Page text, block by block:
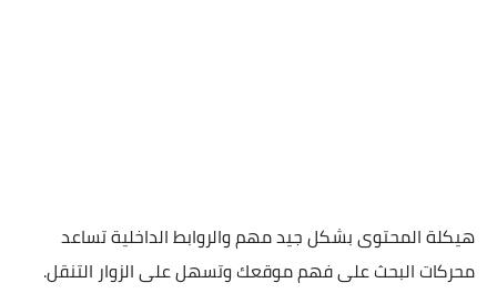
هيكلة المحتوى بشكل جيد مهم والروابط الداخلية تساعد
محركات البحث على فهم موقعك وتسهل على الزوار التنقل.